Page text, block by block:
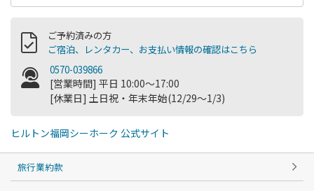
ご予約済みの方
ご宿泊、レンタカー、お支払い情報の確認はこちら
0570-039866
[営業時間] 平日 10:00～17:00
[休業日] 土日祝・年末年始(12/29～1/3)
ヒルトン福岡シーホーク 公式サイト
旅行業約款